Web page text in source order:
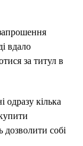
вдало
за титул в
одразу кілька
собі